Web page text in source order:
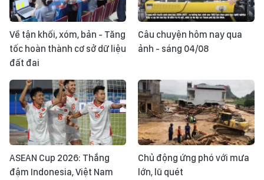
Về tận khối, xóm, bản - Tăng
tốc hoàn thành cơ sở dữ liệu
đất đai
Câu chuyện hôm nay qua
ảnh - sáng 04/08
ASEAN Cup 2026: Thắng
đậm Indonesia, Việt Nam
Chủ động ứng phó với mưa
lớn, lũ quét